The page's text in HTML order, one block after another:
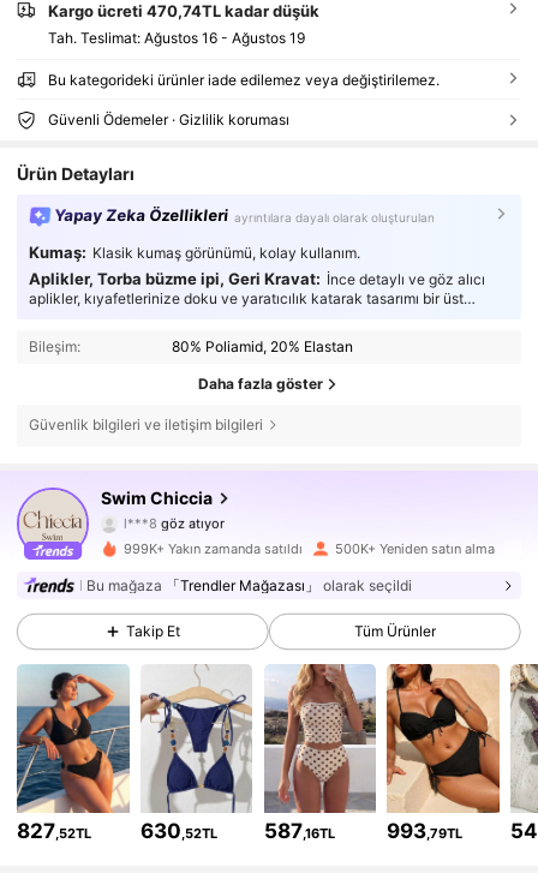
Kargo ücreti 470,74TL kadar düşük
Tah. Teslimat: Ağustos 16 - Ağustos 19
Bu kategorideki ürünler iade edilemez veya değiştirilemez.
Güvenli Ödemeler · Gizlilik koruması
Ürün Detayları
Yapay Zeka Özellikleri ayrıntılara dayalı olarak oluşturulan
Kumaş: Klasik kumaş görünümü, kolay kullanım.
Aplikler, Torba büzme ipi, Geri Kravat: İnce detaylı ve göz alıcı
aplikler, kıyafetlerinize doku ve yaratıcılık katarak tasarımı bir üst
Bileşim:
80% Poliamid, 20% Elastan
Daha fazla göster
Güvenlik bilgileri ve iletişim bilgileri
Swim Chiccia
l***8göz atıyor
4,82
378K Takipçiler
4,82 378K Takipçiler
4,82 378K Takipçiler
4,82 378K Takipçiler
4,82 378K Takipçiler
4,82 378K Takipçiler
999K+ Yakın zamanda satıldı 500K+ Yeniden satın alma
Bu mağaza 「Trendler Mağazası」 olarak seçildi
Takip Et Tüm Ürünler
827,52TL 630,52TL 587,16TL 993,79TL